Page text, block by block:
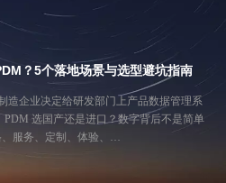
？5个落地场景与选型避坑指南
造企业决定给研发部门上产品数据管理系
选国产还是进口？数字背后不是简单
、服务、定制、体验、…